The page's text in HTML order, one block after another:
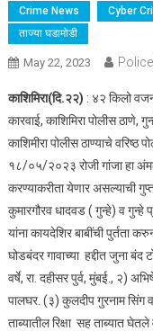
Crime News Cyber
ताज्या घडामोडी
May 22, 2023
काशिमिरा(दि.२२) : ४२ किलो
कारवाई, काशिमिरा पोलीस ठाणे,
काशिमीरा पोलीस ठाण्याचे वरिष्ठ
१८/०५/२०२३ रोजी गांजा हा
करण्याकरीता येणार असल्याची गुप्त
कुमारगौरव धादवड ( गुन्हे) व गुन्हे
यांना कायदेशिर बाबींची पुर्तता
घोडबंदर गावाच्या हद्दीत जुना
वर्षे, रा. दहीसर पुर्व, मुंबई., २)
पालघर. (३) कुलदीप गुरनाम सिंग वय
ताब्यातील रिक्षा सह ताब्यात